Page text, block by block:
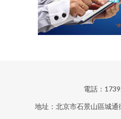
電話：
地址：北京市石景山區城